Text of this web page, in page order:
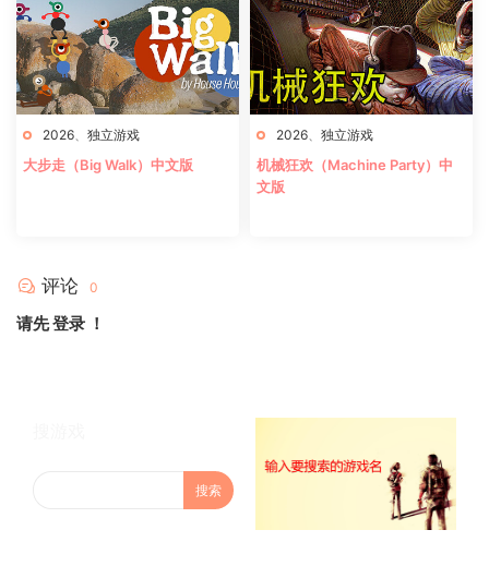
2026 独立游戏
大步走（Big Walk）中文版
2026 独立游戏
机械狂欢（Machine Party）中
文版
评论 0
请先登录 ！